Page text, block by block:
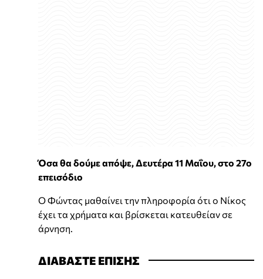
Όσα θα δούμε απόψε, Δευτέρα 11 Μαΐου, στο 27ο
επεισόδιο
Ο Φώντας μαθαίνει την πληροφορία ότι ο Νίκος
έχει τα χρήματα και βρίσκεται κατευθείαν σε
άρνηση.
ΔΙΑΒΑΣΤΕ ΕΠΙΣΗΣ